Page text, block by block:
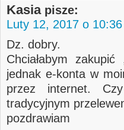
Kasia pisze:
Luty 12, 2017 o
Dz. dobry.
Chciałabym
jednak e-konta w
przez internet.
tradycyjnym
pozdrawiam